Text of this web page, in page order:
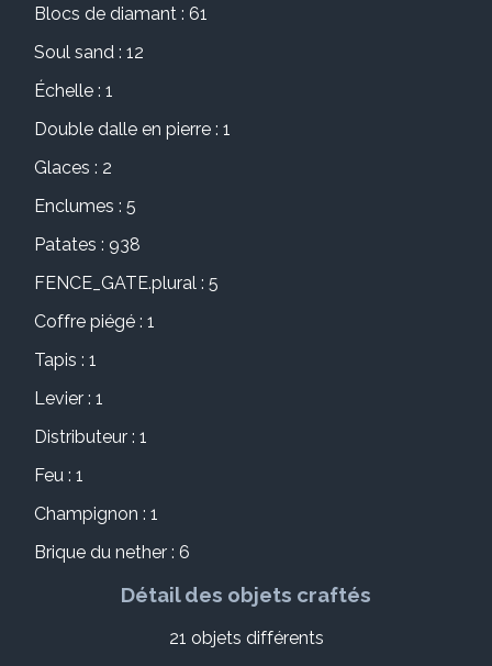
Blocs de diamant : 61
Soul sand : 12
Échelle : 1
Double dalle en pierre : 1
Glaces : 2
Enclumes : 5
Patates : 938
FENCE_GATE.plural : 5
Coffre piégé : 1
Tapis : 1
Levier : 1
Distributeur : 1
Feu : 1
Champignon : 1
Brique du nether : 6
Détail des objets craftés
21 objets différents